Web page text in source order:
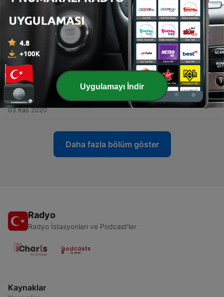
4 - Kujiuzulu kwa spika wa Tanzania Job Yustino
09 Oca 2022
3 - Mgombea huru nchini Tanzania
01 Eyl 2021
2 - Mapinduzi nchini Mali
03 Kas 2020
Daha fazla bölüm göster
Radyo
Radyo İstasyonları ve Podcast'ler
Kaynaklar
Uygulamayı İndir